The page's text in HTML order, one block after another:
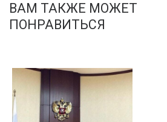
ВАМ ТАКЖЕ МОЖЕТ
ПОНРАВИТЬСЯ